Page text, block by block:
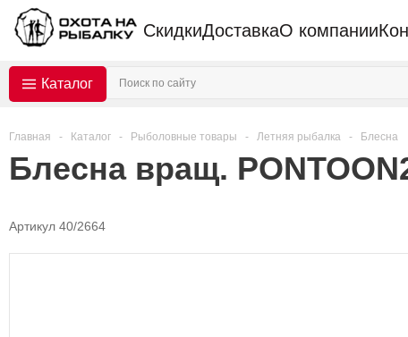
СкидкиДоставкаО компании
Каталог
Главная - Каталог - Рыболовные товары - Летняя рыбалка - Блесна
Блесна вращ.
Артикул 40/2664